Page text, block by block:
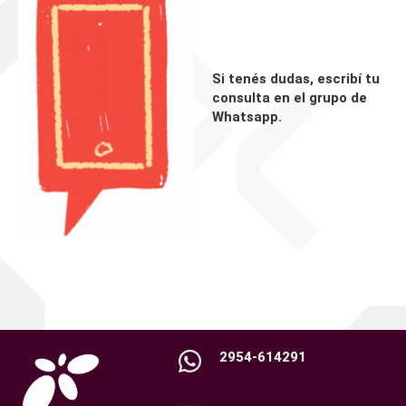
Si tenés dudas, escribí tu
consulta en el grupo de
Whatsapp.
2954-614291